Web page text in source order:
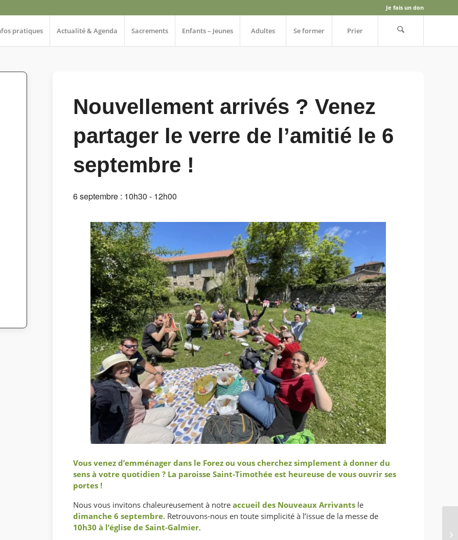
Je fais un don
pratiques Actualité & Agenda Sacrements Enfants – Jeunes Adultes Se former Prier
Nouvellement arrivés ? Venez
partager le verre de l’amitié le 6
septembre !
6 septembre : 10h30 - 12h00
Vous venez d’emménager dans le Forez ou vous cherchez simplement à donner du
sens à votre quotidien ? La paroisse Saint-Timothée est heureuse de vous ouvrir ses
portes !
Nous vous invitons chaleureusement à notre accueil des Nouveaux Arrivants le
dimanche 6 septembre. Retrouvons-nous en toute simplicité à l’issue de la messe de
10h30 à l’église de Saint-Galmier.